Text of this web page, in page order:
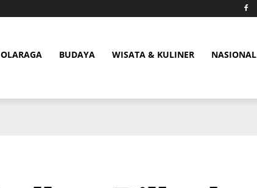
BUDAYA WISATA & KULINER NASIONAL